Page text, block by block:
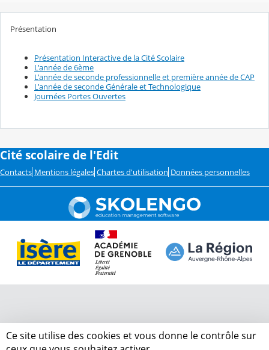
Présentation
Présentation Interactive de la Cité Scolaire
L'année de 6ème
L'année de seconde professionnelle et première année de CAP
L'année de seconde Générale et Technologique
Journées Portes Ouvertes
Cité scolaire de l'Edit
Contacts Mentions légales Chartes d'utilisation Données personnelles
Ce site utilise des cookies et vous donne le contrôle sur